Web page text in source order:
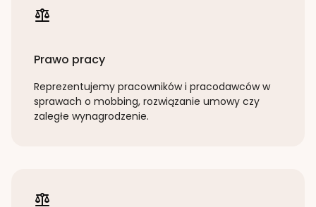
Prawo pracy
Reprezentujemy pracowników i pracodawców w
sprawach o mobbing, rozwiązanie umowy czy
zaległe wynagrodzenie.